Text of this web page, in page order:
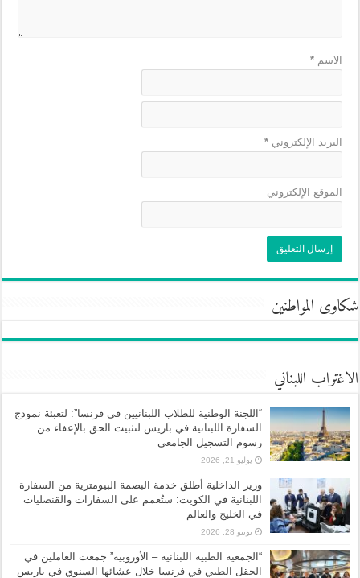
الاسم*
البريد الإلكتروني*
الموقع الإلكتروني
شكاوى المواطنين
الاغتراب اللبناني
“اللجنة الوطنية للطلاب اللبنانيين في فرنسا”: لتعبئة نموذج
السفارة اللبنانية في باريس لتثبيت الحق بالإعفاء من
رسوم التسجيل الجامعي
يوليو 21, 2026
وزير الداخلية أطلق خدمة البصمة البيومترية من السفارة
اللبنانية في الكويت: ستُعمم على السفارات والقنصليات
في الخليج والعالم
يونيو 28, 2026
“الجمعية الطبية اللبنانية – الأوروبية” جمعت العاملين في
الحقل الطبي في فرنسا خلال عشائها السنوي في باريس